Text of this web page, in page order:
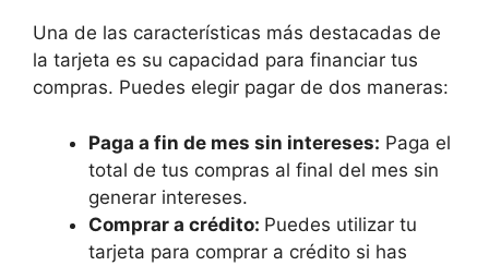
Una de las características más destacadas de
la tarjeta es su capacidad para financiar tus
compras. Puedes elegir pagar de dos maneras:
Paga a fin de mes sin intereses: Paga el
total de tus compras al final del mes sin
generar intereses.
Comprar a crédito: Puedes utilizar tu
tarjeta para comprar a crédito si has